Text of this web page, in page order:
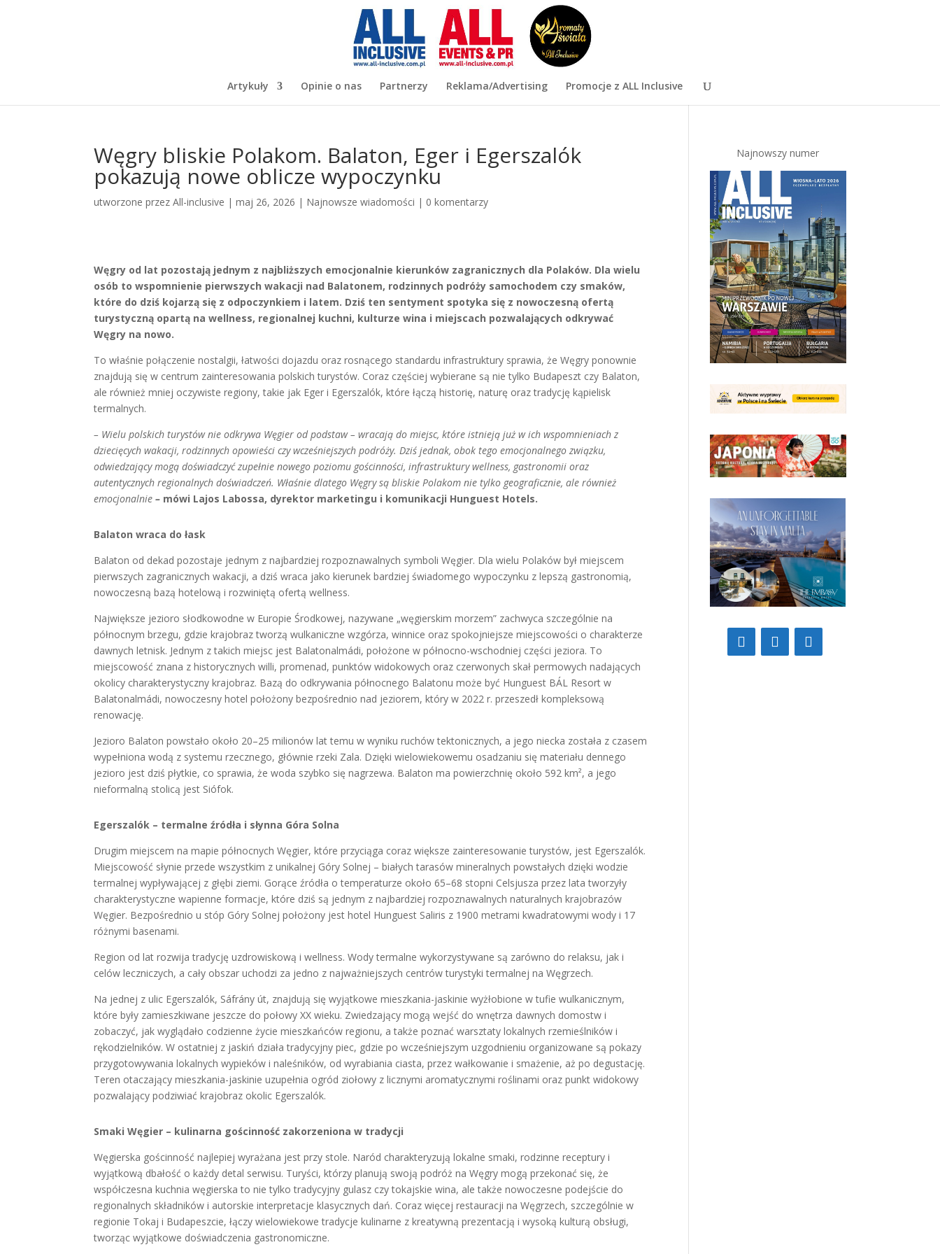
Artykuły Opinie o nas Partnerzy Reklama/Advertising Promocje z ALL Inclusive
Węgry bliskie Polakom. Balaton, Eger i Egerszalók
pokazują nowe oblicze wypoczynku
utworzone przezAll-inclusive |maj 26, 2026 | Najnowsze wiadomości | 0 komentarzy
Węgry od lat pozostają jednym z najbliższych emocjonalnie kierunków zagranicznych dla Polaków. Dla wielu
osób to wspomnienie pierwszych wakacji nad Balatonem, rodzinnych podróży samochodem czy smaków,
które do dziś kojarzą się z odpoczynkiem i latem. Dziś ten sentyment spotyka się z nowoczesną ofertą
turystyczną opartą na wellness, regionalnej kuchni, kulturze wina i miejscach pozwalających odkrywać
Węgry na nowo.
To właśnie połączenie nostalgii, łatwości dojazdu oraz rosnącego standardu infrastruktury sprawia, że Węgry ponownie
znajdują się w centrum zainteresowania polskich turystów. Coraz częściej wybierane są nie tylko Budapeszt czy Balaton,
ale również mniej oczywiste regiony, takie jak Eger i Egerszalók, które łączą historię, naturę oraz tradycję kąpielisk
termalnych.
– Wielu polskich turystów nie odkrywa Węgier od podstaw – wracają do miejsc, które istnieją już w ich wspomnieniach z
dziecięcych wakacji, rodzinnych opowieści czy wcześniejszych podróży. Dziś jednak, obok tego emocjonalnego związku,
odwiedzający mogą doświadczyć zupełnie nowego poziomu gościnności, infrastruktury wellness, gastronomii oraz
autentycznych regionalnych doświadczeń. Właśnie dlatego Węgry są bliskie Polakom nie tylko geograficznie, ale również
emocjonalnie– mówi Lajos Labossa, dyrektor marketingu i komunikacji Hunguest Hotels.
Balaton wraca do łask
Balaton od dekad pozostaje jednym z najbardziej rozpoznawalnych symboli Węgier. Dla wielu Polaków był miejscem
pierwszych zagranicznych wakacji, a dziś wraca jako kierunek bardziej świadomego wypoczynku z lepszą gastronomią,
nowoczesną bazą hotelową i rozwiniętą ofertą wellness.
Największe jezioro słodkowodne w Europie Środkowej, nazywane „węgierskim morzem” zachwyca szczególnie na
północnym brzegu, gdzie krajobraz tworzą wulkaniczne wzgórza, winnice oraz spokojniejsze miejscowości o charakterze
dawnych letnisk. Jednym z takich miejsc jest Balatonalmádi, położone w północno-wschodniej części jeziora. To
miejscowość znana z historycznych willi, promenad, punktów widokowych oraz czerwonych skał permowych nadających
okolicy charakterystyczny krajobraz. Bazą do odkrywania północnego Balatonu może być Hunguest BÁL Resort w
Balatonalmádi, nowoczesny hotel położony bezpośrednio nad jeziorem, który w 2022 r. przeszedł kompleksową
renowację.
Jezioro Balaton powstało około 20–25 milionów lat temu w wyniku ruchów tektonicznych, a jego niecka została z czasem
wypełniona wodą z systemu rzecznego, głównie rzeki Zala. Dzięki wielowiekowemu osadzaniu się materiału dennego
jezioro jest dziś płytkie, co sprawia, że woda szybko się nagrzewa. Balaton ma powierzchnię około 592 km², a jego
nieformalną stolicą jest Siófok.
Egerszalók – termalne źródła i słynna Góra Solna
Drugim miejscem na mapie północnych Węgier, które przyciąga coraz większe zainteresowanie turystów, jest Egerszalók.
Miejscowość słynie przede wszystkim z unikalnej Góry Solnej – białych tarasów mineralnych powstałych dzięki wodzie
termalnej wypływającej z głębi ziemi. Gorące źródła o temperaturze około 65–68 stopni Celsjusza przez lata tworzyły
charakterystyczne wapienne formacje, które dziś są jednym z najbardziej rozpoznawalnych naturalnych krajobrazów
Węgier. Bezpośrednio u stóp Góry Solnej położony jest hotel Hunguest Saliris z 1900 metrami kwadratowymi wody i 17
różnymi basenami.
Region od lat rozwija tradycję uzdrowiskową i wellness. Wody termalne wykorzystywane są zarówno do relaksu, jak i
celów leczniczych, a cały obszar uchodzi za jedno z najważniejszych centrów turystyki termalnej na Węgrzech.
Na jednej z ulic Egerszalók, Sáfrány út, znajdują się wyjątkowe mieszkania-jaskinie wyżłobione w tufie wulkanicznym,
które były zamieszkiwane jeszcze do połowy XX wieku. Zwiedzający mogą wejść do wnętrza dawnych domostw i
zobaczyć, jak wyglądało codzienne życie mieszkańców regionu, a także poznać warsztaty lokalnych rzemieślników i
rękodzielników. W ostatniej z jaskiń działa tradycyjny piec, gdzie po wcześniejszym uzgodnieniu organizowane są pokazy
przygotowywania lokalnych wypieków i naleśników, od wyrabiania ciasta, przez wałkowanie i smażenie, aż po degustację.
Teren otaczający mieszkania-jaskinie uzupełnia ogród ziołowy z licznymi aromatycznymi roślinami oraz punkt widokowy
pozwalający podziwiać krajobraz okolic Egerszalók.
Smaki Węgier – kulinarna gościnność zakorzeniona w tradycji
Węgierska gościnność najlepiej wyrażana jest przy stole. Naród charakteryzują lokalne smaki, rodzinne receptury i
wyjątkową dbałość o każdy detal serwisu. Turyści, którzy planują swoją podróż na Węgry mogą przekonać się, że
współczesna kuchnia węgierska to nie tylko tradycyjny gulasz czy tokajskie wina, ale także nowoczesne podejście do
regionalnych składników i autorskie interpretacje klasycznych dań. Coraz więcej restauracji na Węgrzech, szczególnie w
regionie Tokaj i Budapeszcie, łączy wielowiekowe tradycje kulinarne z kreatywną prezentacją i wysoką kulturą obsługi,
tworząc wyjątkowe doświadczenia gastronomiczne.
Najnowszy numer